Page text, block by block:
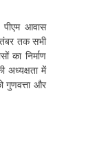
पीएम आवास
तक सभी
का निर्माण
अध्यक्षता में
गुणवत्ता और